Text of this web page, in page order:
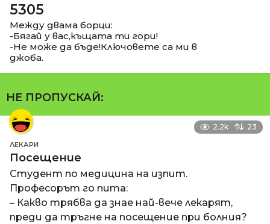
5305
Между двама борци:
-Бягай у вас,къщата ти гори!
-Не може да бъде!Ключовете са ми в
джоба.
НЕ ПРОПУСКАЙ:
2.2k 23
ЛЕКАРИ
Посещение
Студент по медицина на изпит.
Професорът го пита:
– Какво трябва да знае най-вече лекарят,
преди да тръгне на посещение при болния?